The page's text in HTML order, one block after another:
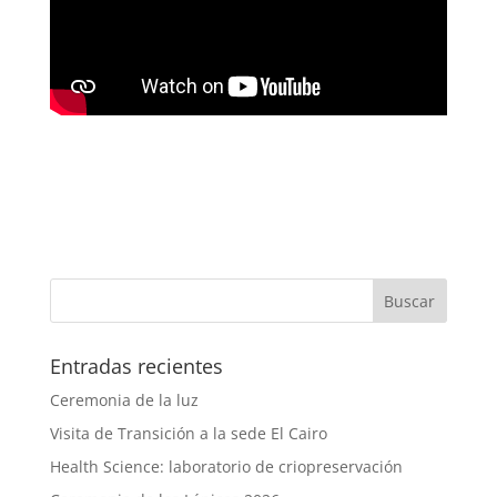
Entradas recientes
Ceremonia de la luz
Visita de Transición a la sede El Cairo
Health Science: laboratorio de criopreservación